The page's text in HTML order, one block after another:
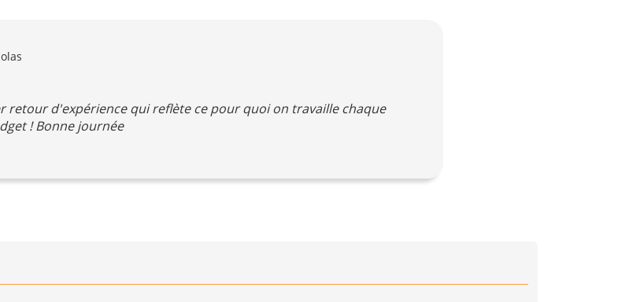
retour d'expérience qui reflète ce pour quoi on travaille chaque
! Bonne journée